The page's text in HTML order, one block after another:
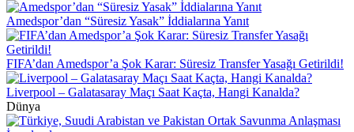
Amedspor’dan “Süresiz Yasak” İddialarına Yanıt
FIFA’dan Amedspor’a Şok Karar: Süresiz Transfer Yasağı Getirildi!
Liverpool – Galatasaray Maçı Saat Kaçta, Hangi Kanalda?
Dünya